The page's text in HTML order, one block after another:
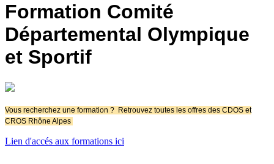
Formation Comité
Départemental Olympique
et Sportif
Vous recherchez une formation ? Retrouvez toutes les offres des CDOS et
CROS Rhône Alpes
Lien d'accés aux formations ici